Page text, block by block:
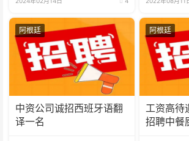
阿根廷
中资公司诚招西班牙语翻
译一名
阿根廷
工资高待
招聘中餐